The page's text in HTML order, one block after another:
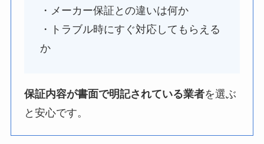
・メーカー保証との違いは何か
・トラブル時にすぐ対応してもらえる
か
保証内容が書面で明記されている業者を選ぶ
と安心です。